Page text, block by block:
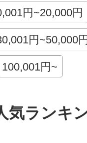
円~20,000円
円~50,000
100,001円~
気ランキ